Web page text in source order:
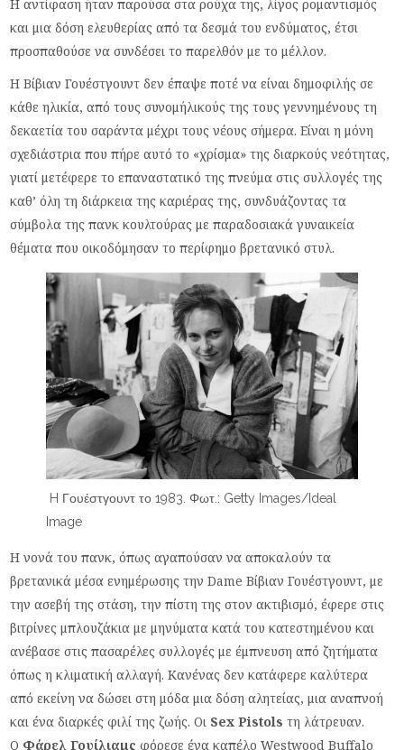
Η αντίφαση ήταν παρούσα στα ρούχα της, λίγος ρομαντισμός
και μια δόση ελευθερίας από τα δεσμά του ενδύματος, έτσι
προσπαθούσε να συνδέσει το παρελθόν με το μέλλον.
Η Βίβιαν Γουέστγουντ δεν έπαψε ποτέ να είναι δημοφιλής σε
κάθε ηλικία, από τους συνομήλικούς της τους γεννημένους τη
δεκαετία του σαράντα μέχρι τους νέους σήμερα. Είναι η μόνη
σχεδιάστρια που πήρε αυτό το «χρίσμα» της διαρκούς νεότητας,
γιατί μετέφερε το επαναστατικό της πνεύμα στις συλλογές της
καθ’ όλη τη διάρκεια της καριέρας της, συνδυάζοντας τα
σύμβολα της πανκ κουλτούρας με παραδοσιακά γυναικεία
θέματα που οικοδόμησαν το περίφημο βρετανικό στυλ.
H Γουέστγουντ το 1983. Φωτ.: Getty Images/Ideal
Image
Η νονά του πανκ, όπως αγαπούσαν να αποκαλούν τα
βρετανικά μέσα ενημέρωσης την Dame Βίβιαν Γουέστγουντ, με
την ασεβή της στάση, την πίστη της στον ακτιβισμό, έφερε στις
βιτρίνες μπλουζάκια με μηνύματα κατά του κατεστημένου και
ανέβασε στις πασαρέλες συλλογές με έμπνευση από ζητήματα
όπως η κλιματική αλλαγή. Κανένας δεν κατάφερε καλύτερα
από εκείνη να δώσει στη μόδα μια δόση αλητείας, μια αναπνοή
και ένα διαρκές φιλί της ζωής. Οι Sex Pistols τη λάτρευαν.
Ο Φάρελ Γουίλιαμς φόρεσε ένα καπέλο Westwood Buffalo